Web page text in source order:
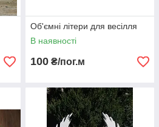
Об'ємні літери для весілля
В наявності
100 ₴/пог.м